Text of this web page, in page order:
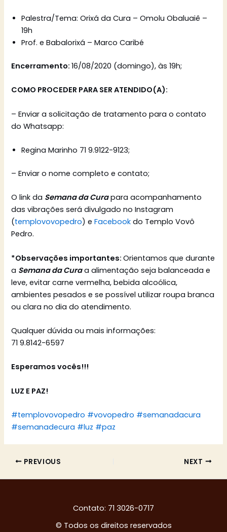
Palestra/Tema: Orixá da Cura – Omolu Obaluaiê –
19h
Prof. e Babalorixá – Marco Caribé
Encerramento:16/08/2020 (domingo), às 19h;
COMO PROCEDER PARA SER ATENDIDO(A):
– Enviar a solicitação de tratamento para o contato
do Whatsapp:
Regina Marinho 71 9.9122-9123;
– Enviar o nome completo e contato;
O link da Semana da Curapara acompanhamento
das vibrações será divulgado no Instagram
(templovovopedro) eFacebookdo Templo Vovô
Pedro.
*Observações importantes:Orientamos que durante
a Semana da Curaa alimentação seja balanceada e
leve, evitar carne vermelha, bebida alcoólica,
ambientes pesados e se possível utilizar roupa branca
ou clara no dia do atendimento.
Qualquer dúvida ou mais informações:
71 9.8142-6597
Esperamos vocês!!!
LUZ E PAZ!
#templovovopedro #vovopedro #semanadacura
#semanadecura #luz #paz
PREVIOUS NEXT
Contato: 71 3026-0717
© Todos os direitos reservados